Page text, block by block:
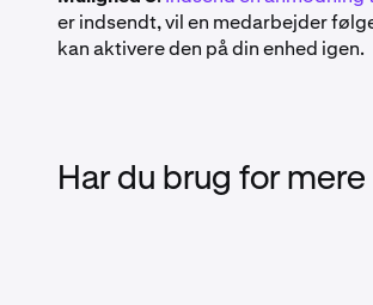
er indsendt, vil en medarbejder
kan aktivere den på din enhed igen.
Har du brug for